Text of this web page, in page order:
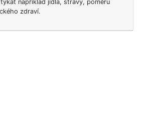
například jídla, stravy, poměru
zdraví.